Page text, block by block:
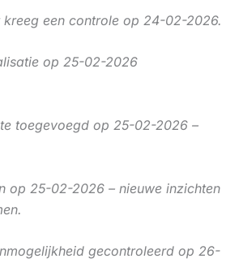
kreeg een controle op 24-02-2026.
op 25-02-2026
toegevoegd op 25-02-2026 –
op 25-02-2026 – nieuwe inzichten
gecontroleerd op 26-